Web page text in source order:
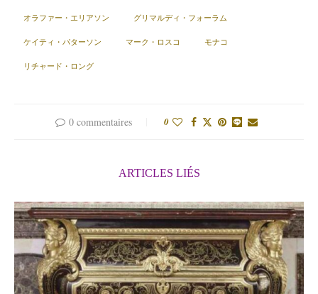
オラファー・エリアソン グリマルディ・フォーラム
ケイティ・パターソン マーク・ロスコ モナコ
リチャード・ロング
0 commentaires 0
ARTICLES LIÉS